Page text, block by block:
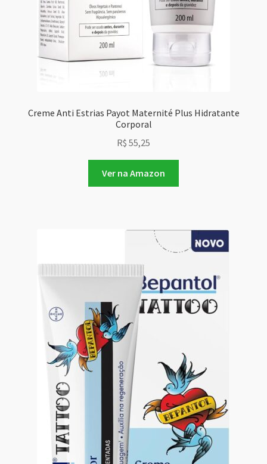
Creme Anti Estrias Payot Maternité Plus Hidratante
Corporal
R$ 55,25
Ver na Amazon